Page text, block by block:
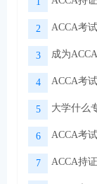
2 ACCA考
3 成为
4 ACCA考
5 大学什么
6 ACCA考
7